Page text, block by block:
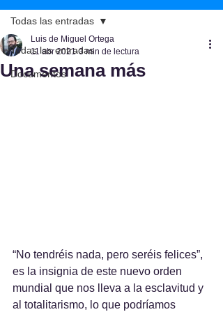
Todas las entradas
Documentos
Todas las entradas
Una semana más
Luis de Miguel Ortega
11 abr 2021 3 min de lectura
“No tendréis nada, pero seréis felices”,
es la insignia de este nuevo orden
mundial que nos lleva a la esclavitud y
al totalitarismo, lo que podríamos